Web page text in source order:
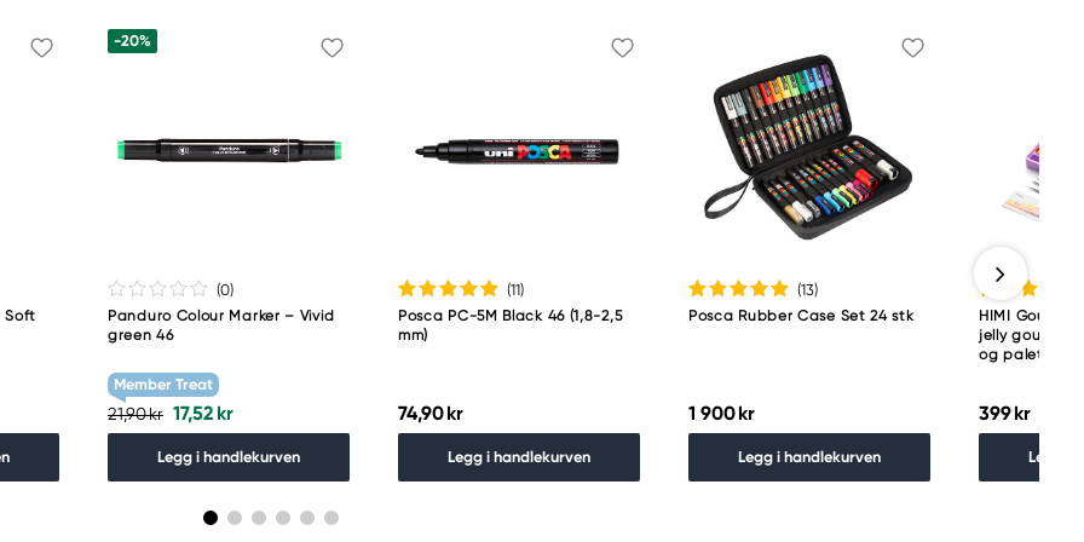
Soft
-20%
(0)
Panduro Colour Marker – Vivid
green 46
Member Treat
21,90 kr 17,52 kr
Legg i handlekurven
(11)
Posca PC-5M Black 46 (1,8-2,5
mm)
74,90 kr
Legg i handlekurven
(13)
Posca Rubber Case Set 24 stk
1 900 kr
Legg i handlekurven
HIMI
jelly
og palett
399 kr
Legg i